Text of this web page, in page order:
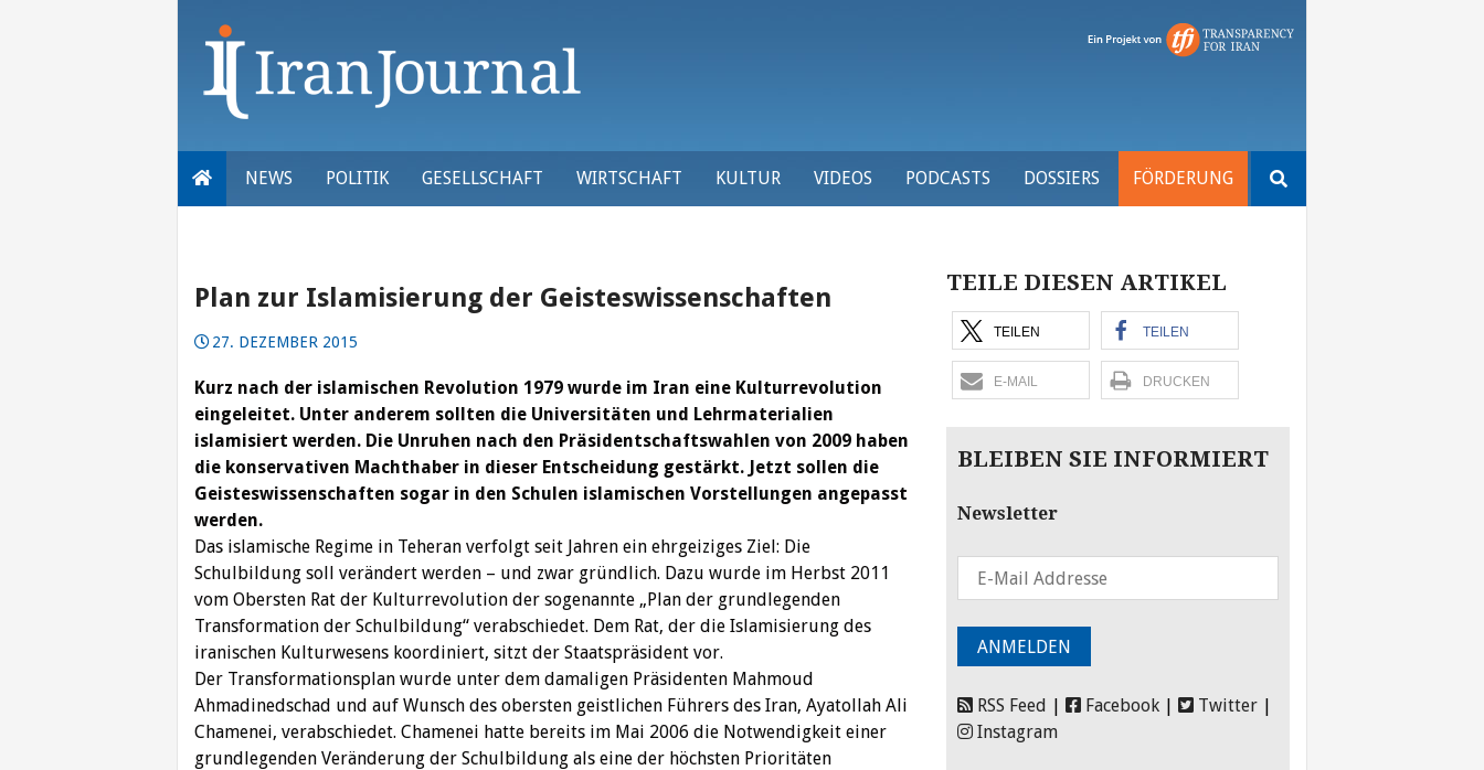
NEWS POLITIK GESELLSCHAFT WIRTSCHAFT KULTUR VIDEOS PODCASTS DOSSIERS FÖRDERUNG
nach:
Plan zur Islamisierung der Geisteswissenschaften
27. DEZEMBER 2015
Kurz nach der islamischen Revolution 1979 wurde im Iran eine Kulturrevolution
eingeleitet. Unter anderem sollten die Universitäten und Lehrmaterialien
islamisiert werden. Die Unruhen nach den Präsidentschaftswahlen von 2009 haben
die konservativen Machthaber in dieser Entscheidung gestärkt. Jetzt sollen die
Geisteswissenschaften sogar in den Schulen islamischen Vorstellungen angepasst
werden.
Das islamische Regime in Teheran verfolgt seit Jahren ein ehrgeiziges Ziel: Die
Schulbildung soll verändert werden – und zwar gründlich. Dazu wurde im Herbst 2011
vom Obersten Rat der Kulturrevolution der sogenannte „Plan der grundlegenden
Transformation der Schulbildung“ verabschiedet. Dem Rat, der die Islamisierung des
iranischen Kulturwesens koordiniert, sitzt der Staatspräsident vor.
Der Transformationsplan wurde unter dem damaligen Präsidenten Mahmoud
Ahmadinedschad und auf Wunsch des obersten geistlichen Führers des Iran, Ayatollah Ali
Chamenei, verabschiedet. Chamenei hatte bereits im Mai 2006 die Notwendigkeit einer
grundlegenden Veränderung der Schulbildung als eine der höchsten Prioritäten
TEILE DIESEN ARTIKEL
TEILEN TEILEN
E-MAIL DRUCKEN
BLEIBEN SIE INFORMIERT
Newsletter
RSS Feed Facebook Twitter
Instagram